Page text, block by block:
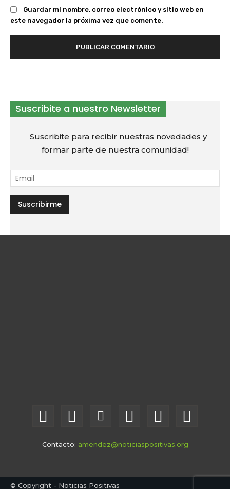
Guardar mi nombre, correo electrónico y sitio web en
este navegador la próxima vez que comente.
Suscribite a nuestro Newsletter
Suscribite para recibir nuestras novedades y
formar parte de nuestra comunidad!
Contacto: amendez@noticiaspositivas.org
© Copyright - Noticias Positivas